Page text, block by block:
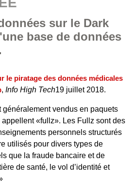
sur le Dark
base de données
le piratage des données médicales
, Info High Tech19 juillet 2018.
généralement vendus en paquets
«fullz». Les Fullz sont des
personnels structurés
utilisés pour divers types de
que la fraude bancaire et de
de santé, le vol d’identité et